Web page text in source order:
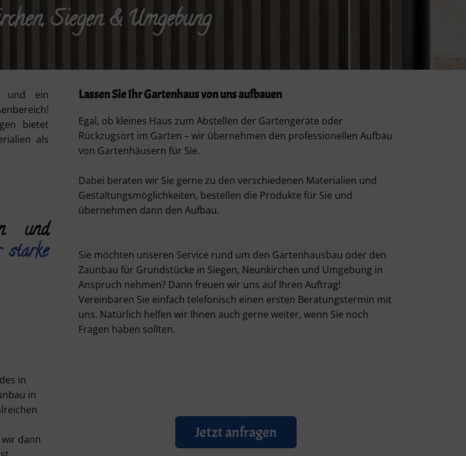
Siegen & Umgebung
und ein
bietet
als
und
Lassen Sie Ihr Gartenhaus von uns aufbauen
Egal, ob kleines Haus zum Abstellen der Gartengeräte oder
Rückzugsort im Garten – wir übernehmen den professionellen Aufbau
von Gartenhäusern für Sie.
Dabei beraten wir Sie gerne zu den verschiedenen Materialien und
Gestaltungsmöglichkeiten, bestellen die Produkte für Sie und
übernehmen dann den Aufbau.
Sie möchten unseren Service rund um den Gartenhausbau oder den
Zaunbau für Grundstücke in Siegen, Neunkirchen und Umgebung in
Anspruch nehmen? Dann freuen wir uns auf Ihren Auftrag!
Vereinbaren Sie einfach telefonisch einen ersten Beratungstermin mit
uns. Natürlich helfen wir Ihnen auch gerne weiter, wenn Sie noch
Fragen haben sollten.
in
in
dann
Jetzt anfragen